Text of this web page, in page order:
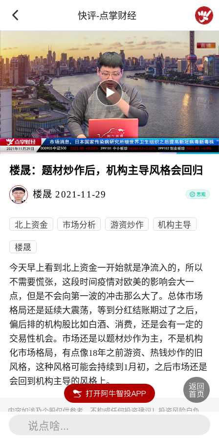
快评-点掌财经
楼晟：题材炒作后，机构主导风格会回归
楼晟 2021-11-29
北上资金 市场分析 游资炒作
机构主导
楼晟
今天早上看到北上资金一开始就是净流入的，所以
不需要慌张，这段时间疫情对欧美的影响会大一
点，但是不会向第一波的冲击那么大了。总体市场
格局还是延续大震荡，等到分红结账期过了之后，
偏后排的机构股比如白酒、消费，还是会有一定的
交易性机会。市场还是以题材炒作为主，不是机构
化市场格局，有点像18年之前游资、热钱炒作的旧
风格，这种风格可能会持续到1月初，之后市场还是
会回到机构主导的风格上。
内容如涉及个股仅供参考，不构成任何投资建议！投资风险自负。
投资有风险，入市须谨慎。
说点啥...